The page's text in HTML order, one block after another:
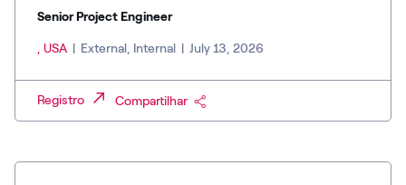
Senior Project Engineer
, USA | External, Internal | July 13, 2026
Registro Compartilhar